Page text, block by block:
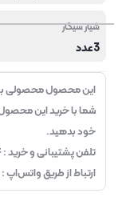
شيار سيگار
3عدد
این محصول محصولی
شما با خرید این
خود بدهید.
تلفن پشتیبانی و خرید : ۰۲۱۵۵۰۸۴۸۱۴ و ۰۲۱۵۵۰۸۴۸۱۳
ارتباط از طریق واتس‌اپ : ۰۹۳۰۳۲۳۲۱۳۰